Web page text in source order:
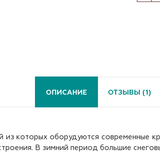
ОПИСАНИЕ ОТЗЫВЫ (1)
из которых оборудуются современные
В зимний период большие